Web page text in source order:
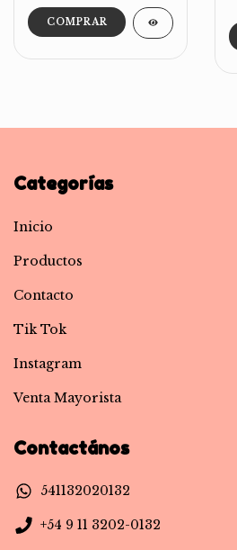
COMPRAR
Categorías
Inicio
Productos
Contacto
Tik Tok
Instagram
Venta Mayorista
Contactános
541132020132
+54 9 11 3202-0132